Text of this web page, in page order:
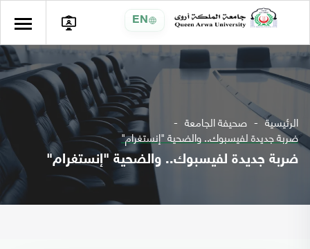
EN
الرئيسية صحيفة الجامعة
ضربة جديدة لفيسبوك.. والضحية "إنستغرام"
ضربة جديدة لفيسبوك.. والضحية "إنستغرام"